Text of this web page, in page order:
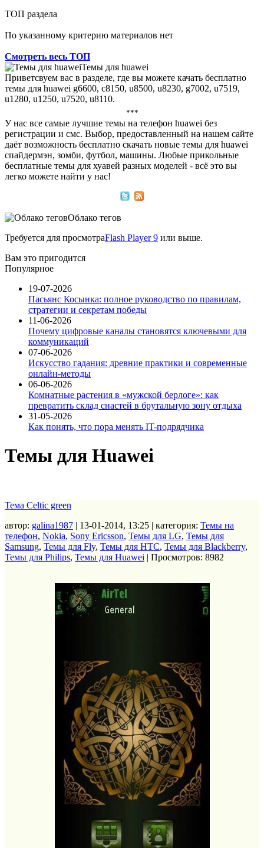
ТОП раздела
По указанному критерию материалов нет
Смотреть весь ТОП
Темы для huawei
Приветсвуем вас в разделе, где вы можете качать бесплатно
темы для huawei g6600, с8150, u8500, u8230, g7002, u7519,
u1280, u1250, u7520, u8110.
***
У нас все самые лучшие темы на телефон huawei без
регистрации и смс. Выбор, предоставленный на нашем сайте
даёт возможность бесплатно скачать новые темы для huawei
спайдермэн, зомби, футбол, машины. Любые прикольные
бесплатные темы для хуавей разных моделей - всё это вы
легко можете найти у нас!
Облако тегов
Требуется для просмотраFlash Player 9 или выше.
Вам это пригодится
Популярное
19-07-2026
Пасьянс Косынка: полное руководство по правилам,
стратегии и секретам победы
11-06-2026
Почему цифровые каналы становятся ключевыми для
коммуникаций
07-06-2026
Искусство гадания: древние практики и современные
онлайн-методы
06-06-2026
Комнатные растения в «мужской берлоге»: как
превратить склад снастей в брутальную зону отдыха
31-05-2026
Как понять, что пора менять IT-подрядчика
Темы для Huawei
Тема Celtic green
автор: galina1987 | 13-01-2014, 13:25 | категория: Темы на
телефон, Nokia, Sony Ericsson, Темы для LG, Темы для
Samsung, Темы для Fly, Темы для HTC, Темы для Blackberry,
Темы для Philips, Темы для Huawei | Просмотров: 8982